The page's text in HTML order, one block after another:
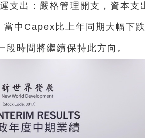
支出：嚴格管理開支，資本支
中Capex比上年同期大幅下
時間將繼續保持此方向。